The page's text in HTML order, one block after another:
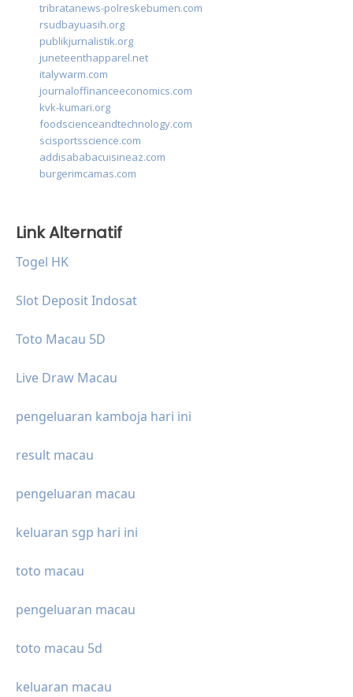
tribratanews-polreskebumen.com
rsudbayuasih.org
publikjurnalistik.org
juneteenthapparel.net
italywarm.com
journaloffinanceeconomics.com
kvk-kumari.org
foodscienceandtechnology.com
scisportsscience.com
addisababacuisineaz.com
burgerimcamas.com
Link Alternatif
Togel HK
Slot Deposit Indosat
Toto Macau 5D
Live Draw Macau
pengeluaran kamboja hari ini
result macau
pengeluaran macau
keluaran sgp hari ini
toto macau
pengeluaran macau
toto macau 5d
keluaran macau